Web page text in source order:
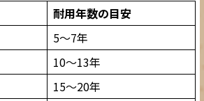
耐用年数の目安
5～7年
10～13年
15～20年